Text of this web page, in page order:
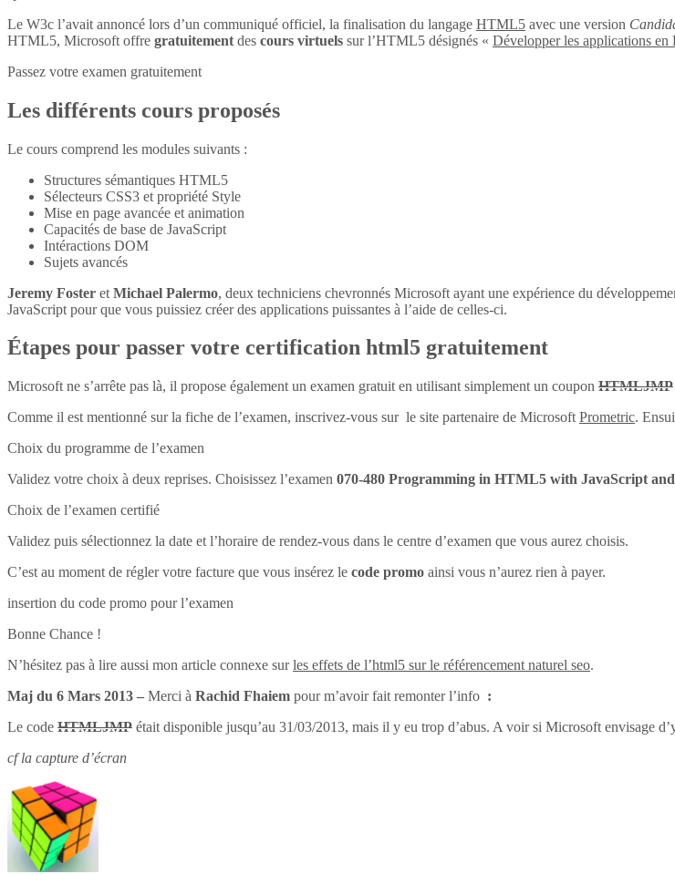
Le W3c l’avait annoncé lors d’un communiqué officiel, la finalisation du langage HTML5 avec une version
HTML5, Microsoft offre gratuitement des cours virtuels sur l’HTML5 désignés « Développer les applications
Passez votre examen gratuitement
Les différents cours proposés
Le cours comprend les modules suivants :
Structures sémantiques HTML5
Sélecteurs CSS3 et propriété Style
Mise en page avancée et animation
Capacités de base de JavaScript
Intéractions DOM
Sujets avancés
Jeremy Foster et Michael Palermo, deux techniciens chevronnés Microsoft ayant une expérience du
JavaScript pour que vous puissiez créer des applications puissantes à l’aide de celles-ci.
Étapes pour passer votre certification html5 gratuitement
Microsoft ne s’arrête pas là, il propose également un examen gratuit en utilisant simplement un coupon HTMLJMP
Comme il est mentionné sur la fiche de l’examen, inscrivez-vous sur le site partenaire de Microsoft Prometric.
Choix du programme de l’examen
Validez votre choix à deux reprises. Choisissez l’examen 070-480 Programming in HTML5 with JavaScript
Choix de l’examen certifié
Validez puis sélectionnez la date et l’horaire de rendez-vous dans le centre d’examen que vous aurez choisis.
C’est au moment de régler votre facture que vous insérez le code promo ainsi vous n’aurez rien à payer.
insertion du code promo pour l’examen
Bonne Chance !
N’hésitez pas à lire aussi mon article connexe surles effets de l’html5 sur le référencement naturel seo.
Maj du 6 Mars 2013 – Merci à Rachid Fhaiem pour m’avoir fait remonter l’info :
Le code HTMLJMP était disponible jusqu’au 31/03/2013, mais il y eu trop d’abus. A voir si Microsoft envisage
cf la capture d’écran